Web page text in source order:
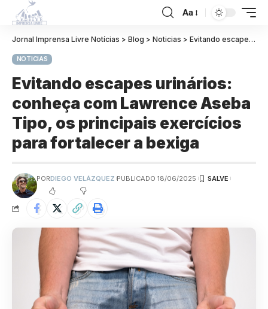
Aa
Jornal Imprensa Livre Notícias > Blog > Noticias > Evitando escapes urinários: conheça com Lawrence Aseba Tipo, os principais exercícios para fortalecer a bexiga
NOTICIAS
Evitando escapes urinários:
conheça com Lawrence Aseba
Tipo, os principais exercícios
para fortalecer a bexiga
PORDIEGO VELÁZQUEZ PUBLICADO 18/06/2025